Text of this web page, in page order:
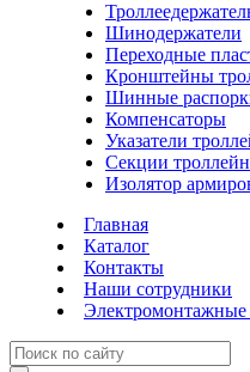
Шинодержатели
Переходные
Кронштейны
Шинные
Компенсаторы
Указатели
Секции
Изолятор
Главная
Каталог
Контакты
Наши сотрудники
Электромонтажные